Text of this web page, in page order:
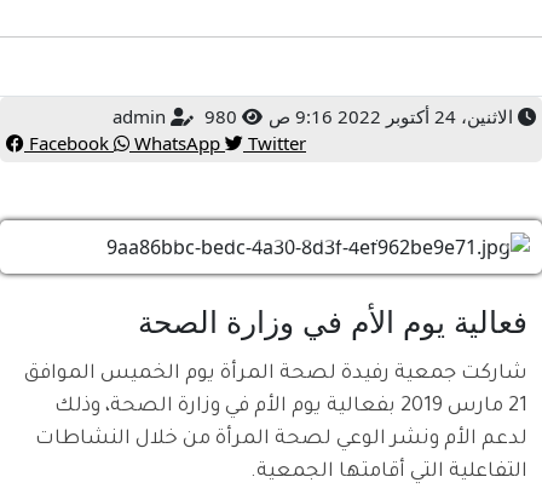
الاثنين، 24 أكتوبر 2022 9:16 ص
Facebook
WhatsApp Twitter
Next
فعالية يوم الأم في وزارة الصحة
شاركت جمعية رفيدة لصحة المرأة يوم الخميس الموافق
21 مارس 2019 بفعالية يوم الأم في وزارة الصحة، وذلك
لدعم الأم ونشر الوعي لصحة المرأة من خلال النشاطات
التفاعلية التي أقامتها الجمعية.